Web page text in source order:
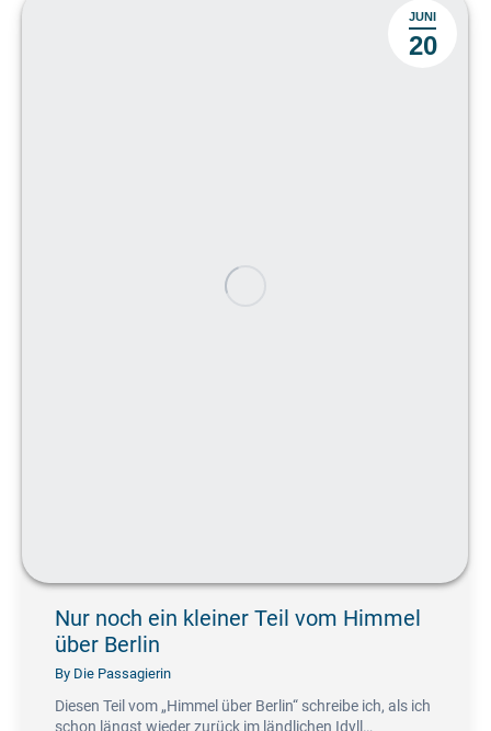
JUNI
20
Nur noch ein kleiner Teil vom Himmel
über Berlin
By Die Passagierin
Diesen Teil vom „Himmel über Berlin“ schreibe ich, als ich
schon längst wieder zurück im ländlichen Idyll…